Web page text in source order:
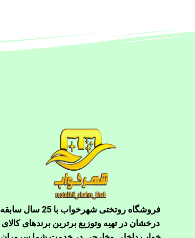
فروشگاه روتختی شهرخواب با 25 سال سابقه
درخشان در تهیه وتوزیع برترین برندهای کالای